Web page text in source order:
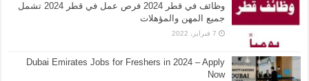
وظائف في قطر 2024 فرص عمل في قطر 2024 تشمل
جميع المهن والمؤهلات
7 فبراير، 2022
Dubai Emirates Jobs for Freshers in 2024 – Apply
Now